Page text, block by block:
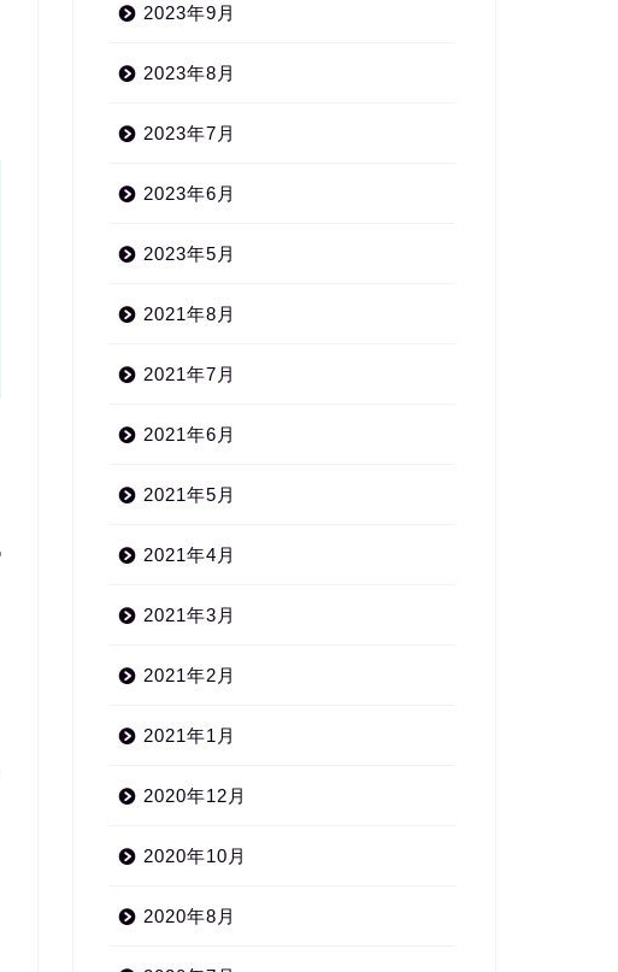
2023年9月
2023年8月
2023年7月
2023年6月
2023年5月
2021年8月
2021年7月
2021年6月
2021年5月
2021年4月
2021年3月
2021年2月
2021年1月
2020年12月
2020年10月
2020年8月